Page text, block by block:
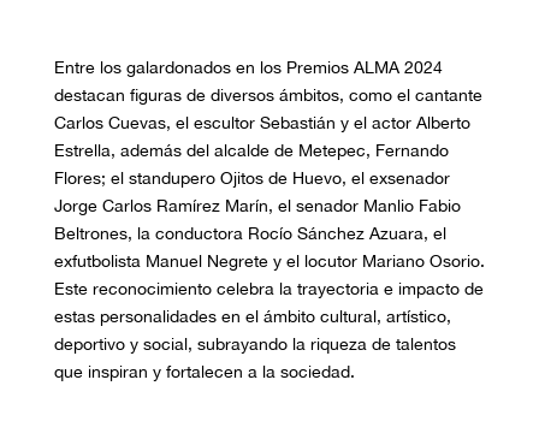
Entre los galardonados en los Premios ALMA 2024
destacan figuras de diversos ámbitos, como el cantante
Carlos Cuevas, el escultor Sebastián y el actor Alberto
Estrella, además del alcalde de Metepec, Fernando
Flores; el standupero Ojitos de Huevo, el exsenador
Jorge Carlos Ramírez Marín, el senador Manlio Fabio
Beltrones, la conductora Rocío Sánchez Azuara, el
exfutbolista Manuel Negrete y el locutor Mariano Osorio.
Este reconocimiento celebra la trayectoria e impacto de
estas personalidades en el ámbito cultural, artístico,
deportivo y social, subrayando la riqueza de talentos
que inspiran y fortalecen a la sociedad.